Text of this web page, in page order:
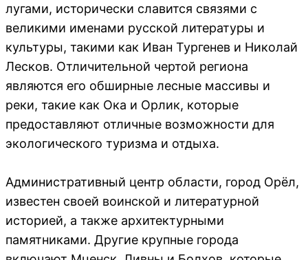
лугами, исторически славится связями с
великими именами русской литературы и
культуры, такими как Иван Тургенев и Николай
Лесков. Отличительной чертой региона
являются его обширные лесные массивы и
реки, такие как Ока и Орлик, которые
предоставляют отличные возможности для
экологического туризма и отдыха.
Административный центр области, город Орёл,
известен своей воинской и литературной
историей, а также архитектурными
памятниками. Другие крупные города